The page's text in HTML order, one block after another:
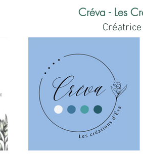
Créva - Les